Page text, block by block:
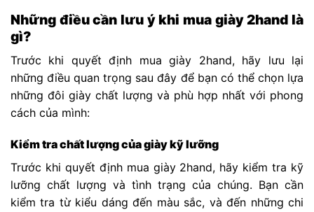
Những điều cần lưu ý khi mua giày 2hand là
gì?
Trước khi quyết định mua giày 2hand, hãy lưu lại
những điều quan trọng sau đây để bạn có thể chọn lựa
những đôi giày chất lượng và phù hợp nhất với phong
cách của mình:
Kiểm tra chất lượng của giày kỹ lưỡng
Trước khi quyết định mua giày 2hand, hãy kiểm tra kỹ
lưỡng chất lượng và tình trạng của chúng. Bạn cần
kiểm tra từ kiểu dáng đến màu sắc, và đến những chi